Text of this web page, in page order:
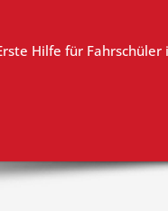
Hilfe für